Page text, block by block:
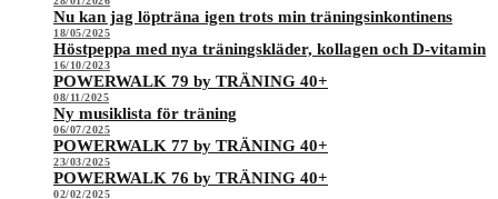
Nu kan jag löpträna igen trots min träningsinkontinens
18/05/2025
Höstpeppa med nya träningskläder, kollagen och D-vitamin
16/10/2023
POWERWALK 79 by TRÄNING 40+
08/11/2025
Ny musiklista för träning
06/07/2025
POWERWALK 77 by TRÄNING 40+
23/03/2025
POWERWALK 76 by TRÄNING 40+
02/02/2025